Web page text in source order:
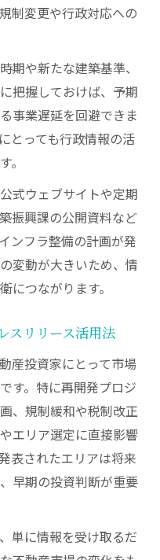
制変更や行政対応への
期や新たな建築基準、
把握しておけば、予期
事業遅延を回避できま
とっても行政情報の活
。
式ウェブサイトや定期
振興課の公開資料など
ンフラ整備の計画が発
変動が大きいため、情
につながります。
スリリース活用法
産投資家にとって市場
す。特に再開発プロジ
、規制緩和や税制改正
エリア選定に直接影響
表されたエリアは将来
早期の投資判断が重要
単に情報を受け取るだ